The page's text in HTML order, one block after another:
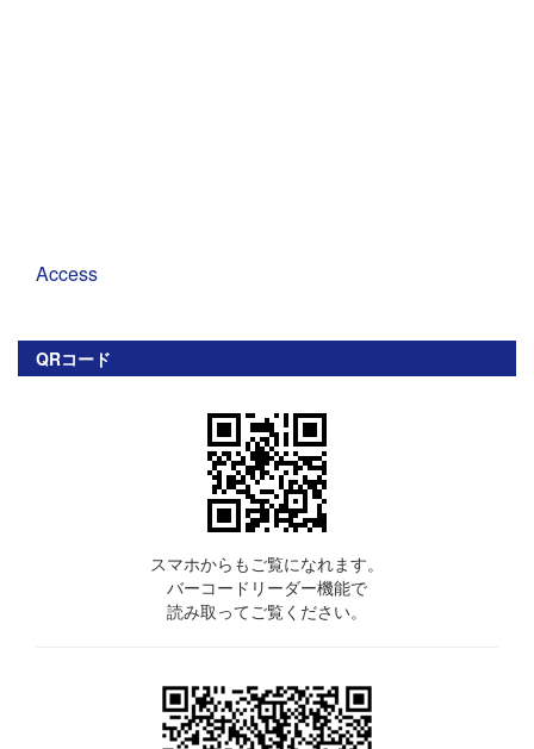
Access
QRコード
スマホからもご覧になれます。
バーコードリーダー機能で
読み取ってご覧ください。